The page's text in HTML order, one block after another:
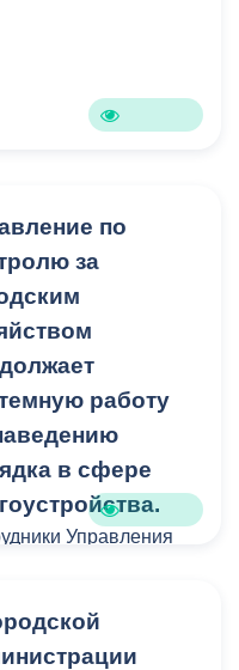
по
за
работу
в сфере
Управления
акцент здесь